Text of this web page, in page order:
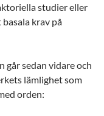
studier eller
krav på
går sedan vidare och
lämlighet som
orden: